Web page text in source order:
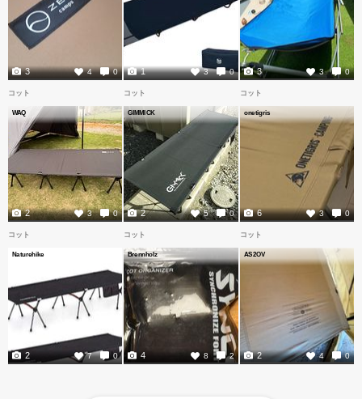
4 0
3 3 0
1 3 0
3
コット
WAQ
3 0
2
コット
GIMMICK
5 0
2
コット
onetigris
3 0
6
コット
Naturehike
7 0
2
コット
Brennholz
8 2
4
コット
AS2OV
4 0
2